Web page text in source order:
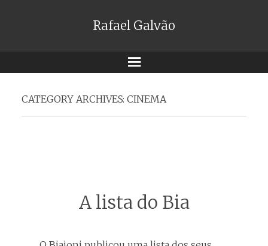
Rafael Galvão
Menu
CATEGORY ARCHIVES: CINEMA
A lista do Bia